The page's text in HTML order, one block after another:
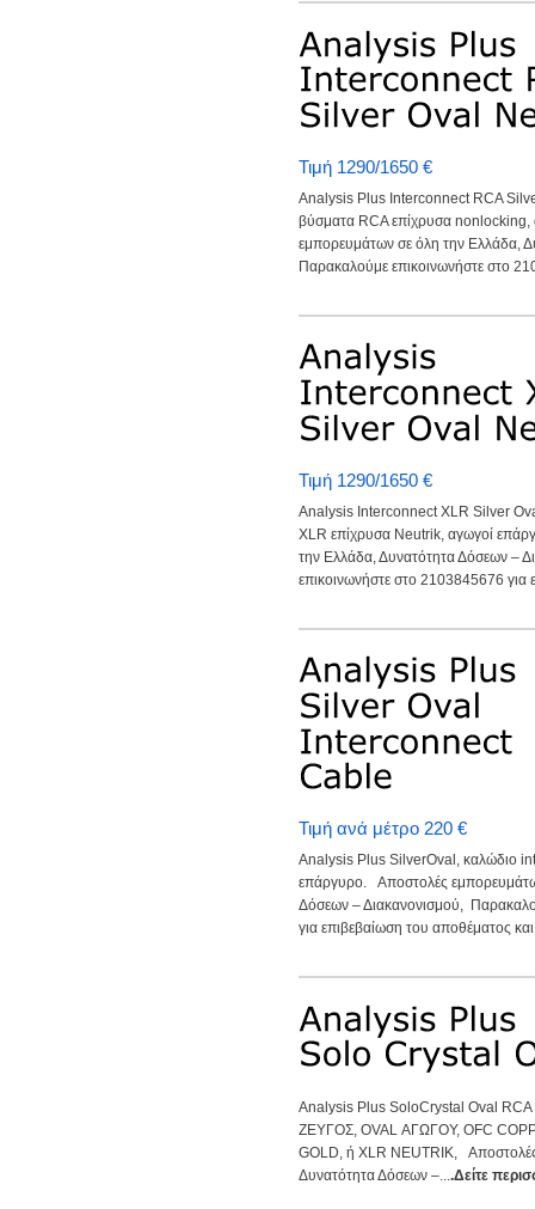
Τιμή 1290/1650 €
Analysis Plus Interconnect RCA
βύσματα RCA επίχρυσα
εμπορευμάτων σε όλη την Ελλάδα,
Παρακαλούμε επικοινωνήστε στο
Τιμή 1290/1650 €
Analysis Interconnect XLR Silver
XLR επίχρυσα Neutrik, αγωγοί
την Ελλάδα, Δυνατότητα Δόσεων –
επικοινωνήστε στο 2103845676 για
Τιμή ανά μέτρο 220 €
Analysis Plus SilverOval, καλώδιο
επάργυρο. Αποστολές
Δόσεων – Διακανονισμού,
για επιβεβαίωση του αποθέματος και
Analysis Plus SoloCrystal Oval
ΖΕΥΓΟΣ, OVAL ΑΓΩΓΟΥ, OFC
GOLD, ή XLR NEUTRIK,
Δυνατότητα Δόσεων –....Δείτε